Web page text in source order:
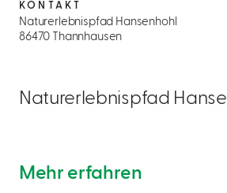
Naturerlebnispfad
Mehr erfahren
KONTAKT
Naturerlebnispfad Hansenhohl
86470 Thannhausen